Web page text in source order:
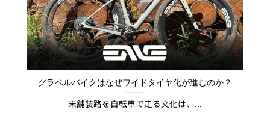
グラベルバイクはなぜワイドタイヤ化が進むのか？
未舗装路を自転車で走る文化は、...